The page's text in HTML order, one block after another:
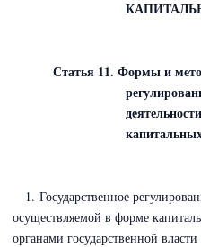
Статья 11. Формы и
1. Государственное
осуществляемой в форме
органами государственной